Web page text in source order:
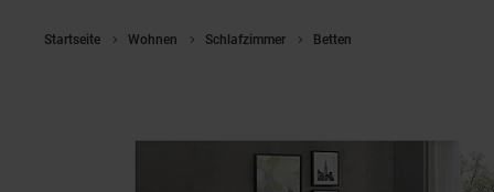
Startseite Wohnen Schlafzimmer Betten